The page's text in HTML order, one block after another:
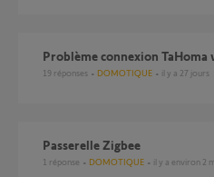
Problème connexion
19 réponses DOMOTIQUE il y a 27 jours
Passerelle Zigbee
1 réponse DOMOTIQUE il y a environ 2